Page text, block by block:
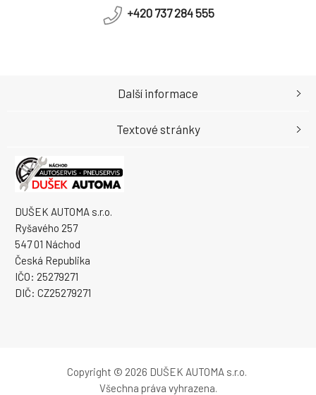
+420 737 284 555
DUŠEK AUTOMA s.r.o.
Ryšavého 257
547 01 Náchod
Česká Republika
IČO: 25279271
DIČ: CZ25279271
Další informace
Textové stránky
Copyright © 2026 DUŠEK AUTOMA s.r.o.
Všechna práva vyhrazena.